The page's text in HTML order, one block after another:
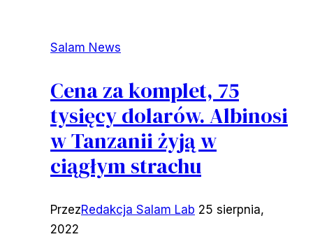
Salam News
Cena za komplet, 75
tysięcy dolarów. Albinosi
w Tanzanii żyją w
ciągłym strachu
PrzezRedakcja Salam Lab 25 sierpnia,
2022